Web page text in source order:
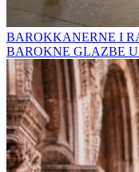
BAROKKANERNE I
BAROKNE GLAZBE